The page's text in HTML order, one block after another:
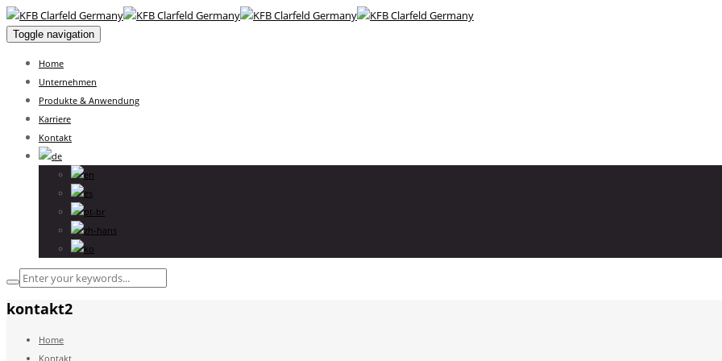
Toggle navigation
Home
Unternehmen
Produkte & Anwendung
Karriere
Kontakt
kontakt2
Home
Kontakt